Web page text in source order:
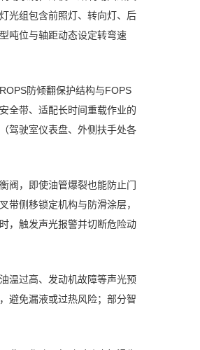
光组包含前照灯、转向灯、后
吨位与轴距动态设定转弯速
防倾翻保护结构与FOPS
全带、适配长时间重载作业的
驾驶室仪表盘、外侧扶手处各
阀，即使油管爆裂也能防止门
侧移锁定机构与防滑涂层，
，触发声光报警并切断危险动
温过高、发动机故障等声光预
避免漏液或过热风险；部分智